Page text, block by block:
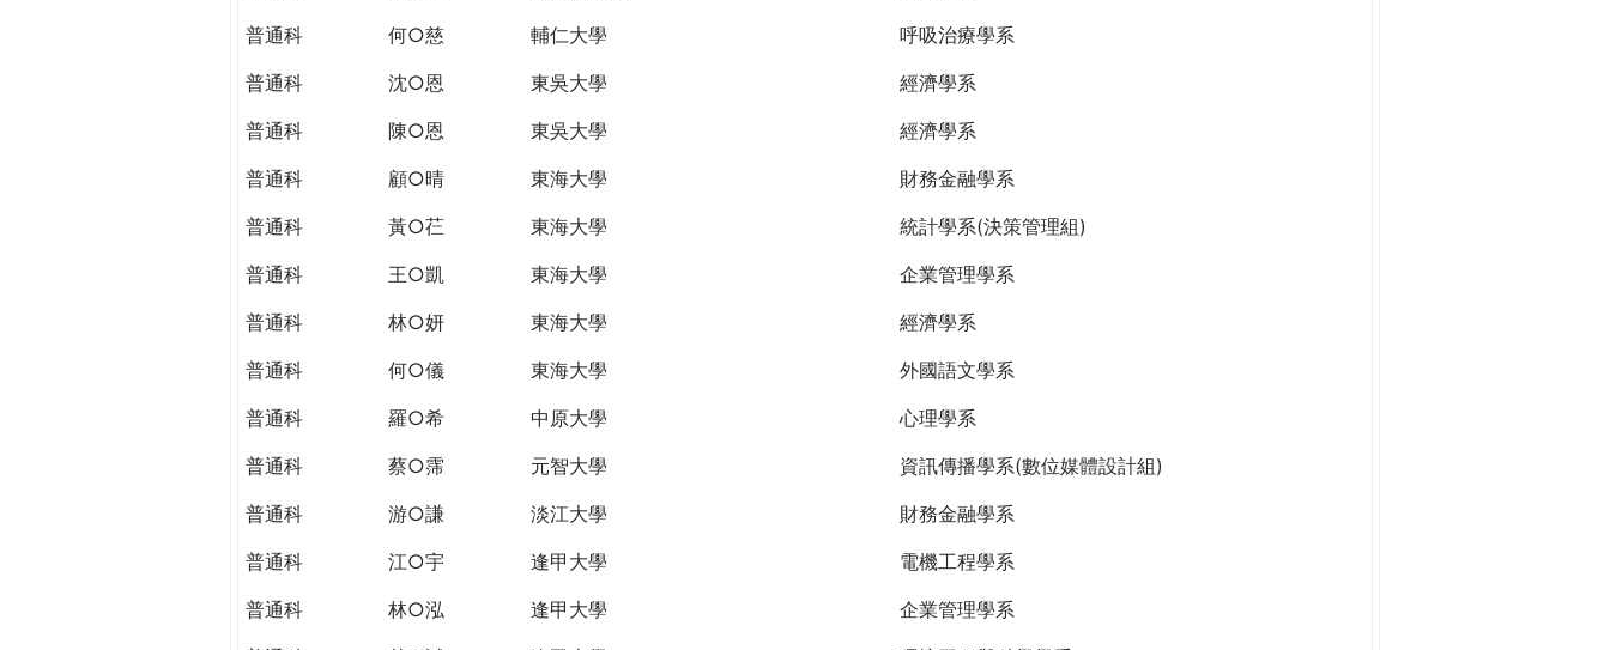
普通科
何○慈 輔仁大學
呼吸治療學系
普通科
沈○恩 東吳大學
經濟學系
普通科
陳○恩 東吳大學
經濟學系
普通科
顧○晴 東海大學
財務金融學系
普通科
黃○芢 東海大學
統計學系(決策管理組)
普通科
王○凱 東海大學
企業管理學系
普通科
林○妍 東海大學
經濟學系
普通科
何○儀 東海大學
外國語文學系
普通科
羅○希 中原大學
心理學系
普通科
蔡○霈 元智大學
資訊傳播學系(數位媒體設計組)
普通科
游○謙 淡江大學
財務金融學系
普通科
江○宇 逢甲大學
電機工程學系
普通科
林○泓 逢甲大學
企業管理學系